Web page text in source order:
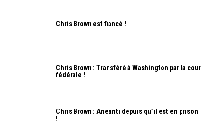
Chris Brown est fiancé !
Chris Brown : Transféré à Washington par la cour
fédérale !
Chris Brown : Anéanti depuis qu’il est en prison
!